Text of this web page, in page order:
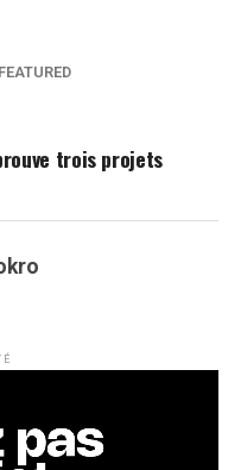
trois projets